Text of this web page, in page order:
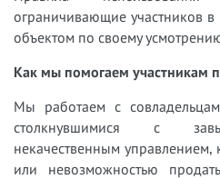
ограничивающие участников в
объектом по своему
Как мы помогаем участникам
Мы работаем с
столкнувшимися с
некачественным
или невозможностью